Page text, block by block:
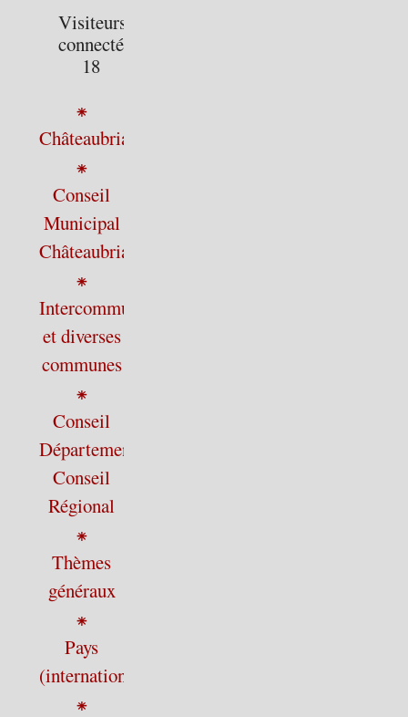
Visiteurs
connectés :
18
⁕
Châteaubriant
⁕
Conseil
Municipal
Châteaubriant
⁕
Intercommunalité
et diverses
communes
⁕
Conseil
Départemental,
Conseil
Régional
⁕
Thèmes
généraux
⁕
Pays
(international)
⁕